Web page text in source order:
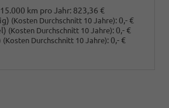
km pro Jahr: 823,36 €
(Kosten Durchschnitt 10 Jahre): 0,- €
(Kosten Durchschnitt 10 Jahre): 0,- €
(Kosten Durchschnitt 10 Jahre): 0,- €